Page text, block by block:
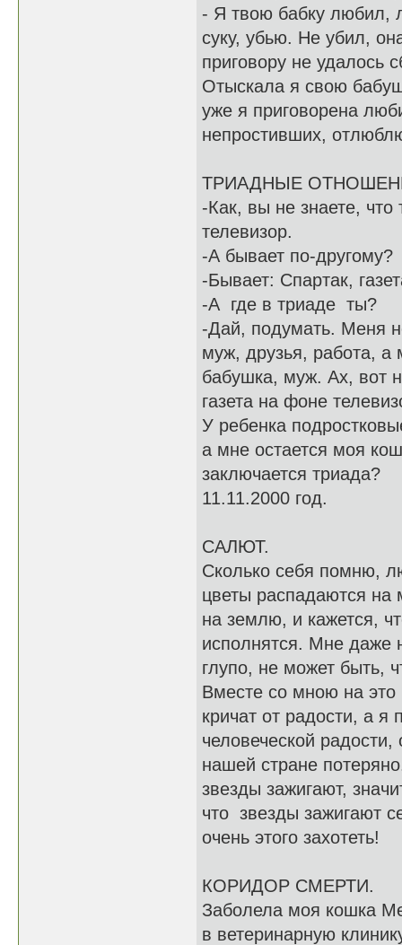
- Я твою бабку любил,
суку, убью. Не убил,
приговору не удалось
Отыскала я свою
уже я приговорена
непростивших,
ТРИАДНЫЕ
-Как, вы не знаете,
телевизор.
-А бывает по-другому?
-Бывает: Спартак,
-А где в триаде ты?
-Дай, подумать. Меня
муж, друзья, работа,
бабушка, муж. Ах, вот
газета на фоне
У ребенка
а мне остается моя
заключается триада?
11.11.2000 год.
САЛЮТ.
Сколько себя помню,
цветы распадаются
на землю, и кажется,
исполнятся. Мне даже
глупо, не может быть,
Вместе со мною на это
кричат от радости, а я
человеческой
нашей стране
звезды зажигают,
что звезды зажигают
очень этого
КОРИДОР СМЕРТИ.
Заболела моя кошка
в ветеринарную